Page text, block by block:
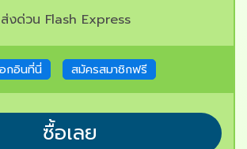
ส่งด่วน Flash Express
กอินที่นี่ สมัครสมาชิกฟรี
ซื้อเลย